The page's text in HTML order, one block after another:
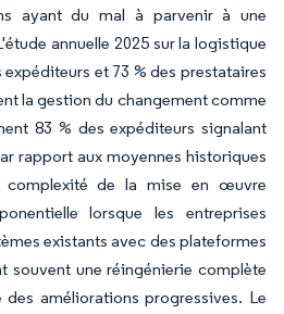
ayant du mal à parvenir à une
annuelle 2025 sur la logistique
et 73 % des prestataires
la gestion du changement comme
83 % des expéditeurs signalant
rapport aux moyennes historiques
complexité de la mise en œuvre
lorsque les entreprises
existants avec des plateformes
souvent une réingénierie complète
améliorations progressives. Le